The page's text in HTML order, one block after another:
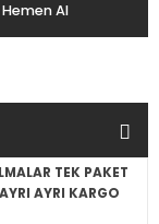
Hemen Al
TEK PAKET
AYRI KARGO